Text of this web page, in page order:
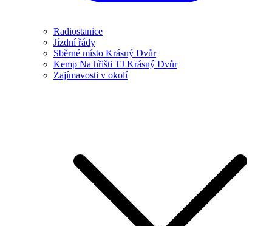
Radiostanice
Jízdní řády
Sběrné místo Krásný Dvůr
Kemp Na hřišti TJ Krásný Dvůr
Zajímavosti v okolí